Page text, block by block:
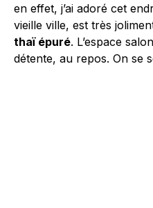
en effet, j’ai adoré cet
vieille ville, est très
thaï épuré. L’espace
détente, au repos. On se